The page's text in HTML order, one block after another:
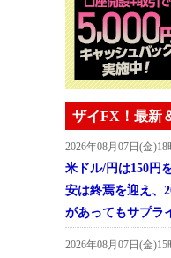
ザイFX！最新
2026年08月07日(金)18
米ドル/円は150円
安は終焉を迎え、
があってもサプラ
2026年08月07日(金)15